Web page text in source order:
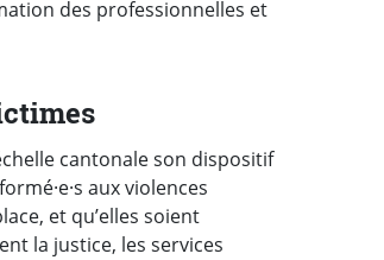
des professionnelles et
cantonale son dispositif
aux violences
et qu’elles soient
la justice, les services